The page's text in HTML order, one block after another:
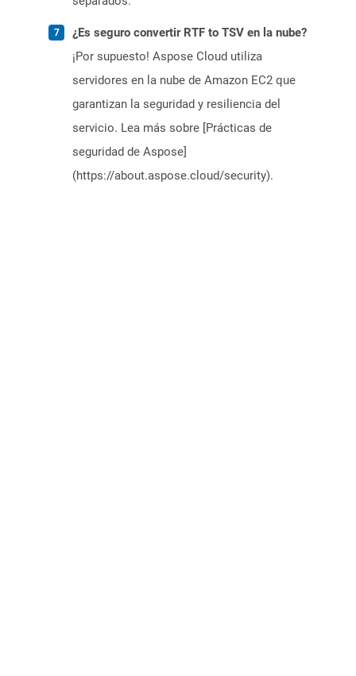
¿Es seguro convertir RTF to TSV en la nube?
¡Por supuesto! Aspose Cloud utiliza
servidores en la nube de Amazon EC2 que
garantizan la seguridad y resiliencia del
servicio. Lea más sobre [Prácticas de
seguridad de Aspose]
(https://about.aspose.cloud/security).